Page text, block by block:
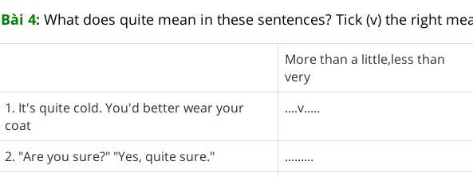
Bài 4: What does quite mean in these sentences? Tick (v) the right
More than a little,less than
very
1. It's quite cold. You'd better wear your
coat
....v.....
2. "Are you sure?" "Yes, quite sure."
.........